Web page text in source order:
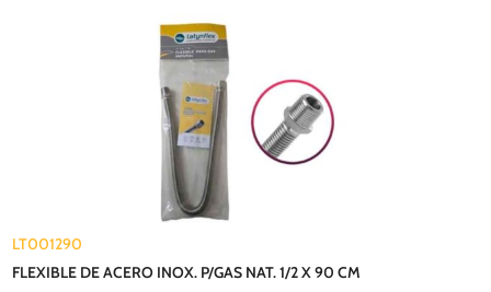
LT001290
FLEXIBLE DE ACERO INOX. P/GAS NAT. 1/2 X 90 CM